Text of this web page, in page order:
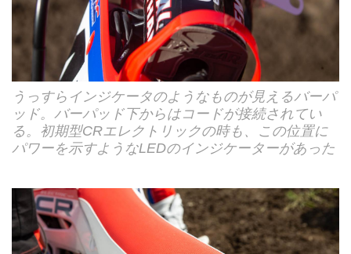
うっすらインジケータのようなものが見えるバーパ
ッド。バーパッド下からはコードが接続されてい
る。初期型CRエレクトリックの時も、この位置に
パワーを示すようなLEDのインジケーターがあった